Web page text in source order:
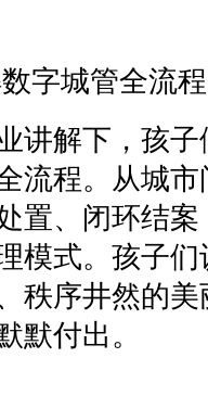
字城管全流程
解下，孩子
流程。从城
置、闭环结
模式。孩子
秩序井然的
默付出。